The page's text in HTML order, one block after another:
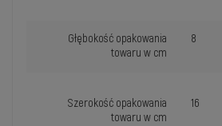
Głębokość opakowania
towaru w cm
8
Szerokość opakowania
towaru w cm
16